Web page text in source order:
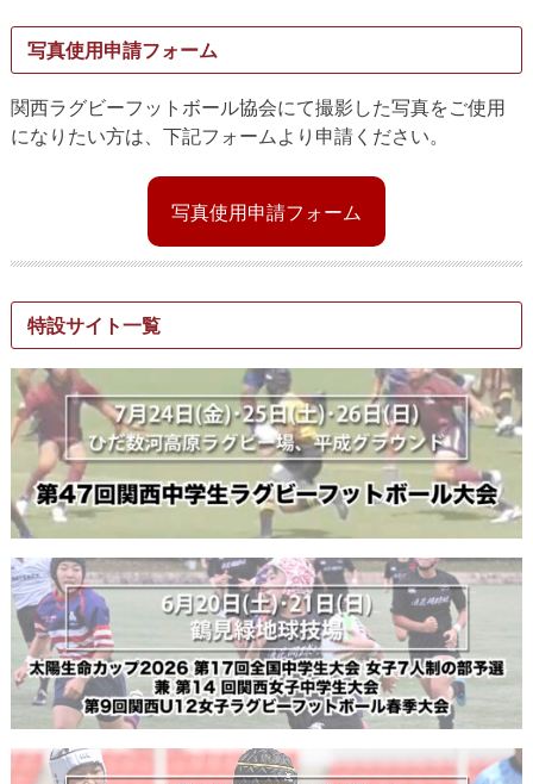
写真使用申請フォーム
関西ラグビーフットボール協会にて撮影した写真をご使用
になりたい方は、下記フォームより申請ください。
写真使用申請フォーム
特設サイト一覧